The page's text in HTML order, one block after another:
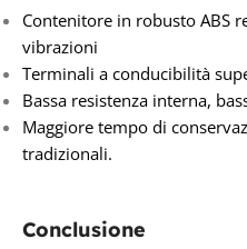
Contenitore in robusto ABS
vibrazioni
Terminali a conducibilità
Bassa resistenza interna,
Maggiore tempo di
tradizionali.
Conclusione